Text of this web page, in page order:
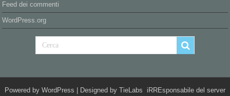
Feed dei commenti
WordPress.org
Powered by WordPress | Designed by TieLabs iRREsponsabile del server